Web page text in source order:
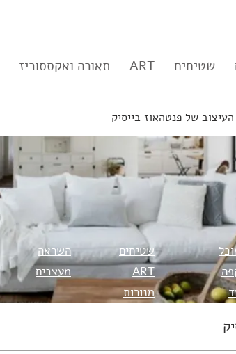
שטיחים ART תאורה ואקססוריז
של פנטהאוז בייסיק
השראה
מעצבים
שטיחים
ART
מנורות